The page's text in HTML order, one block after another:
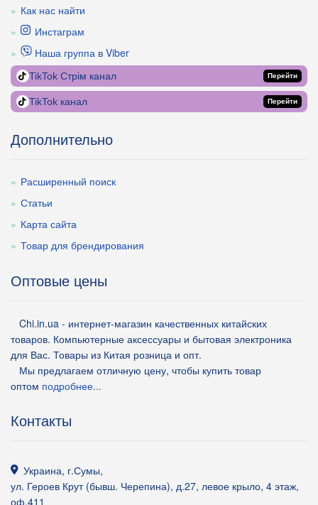
Как нас найти
Инстаграм
Наша группа в Viber
TikTok Стрім канал Перейти
TikTok канал Перейти
Дополнительно
Расширенный поиск
Статьи
Карта сайта
Товар для брендирования
Оптовые цены
Chi.in.ua - интернет-магазин качественных китайских
товаров. Компьютерные аксессуары и бытовая электроника
для Вас. Товары из Китая розница и опт.
Мы предлагаем отличную цену, чтобы купить товар
оптом подробнее...
Контакты
Украина, г.Сумы,
ул. Героев Крут (бывш. Черепина), д.27, левое крыло, 4 этаж,
оф.411